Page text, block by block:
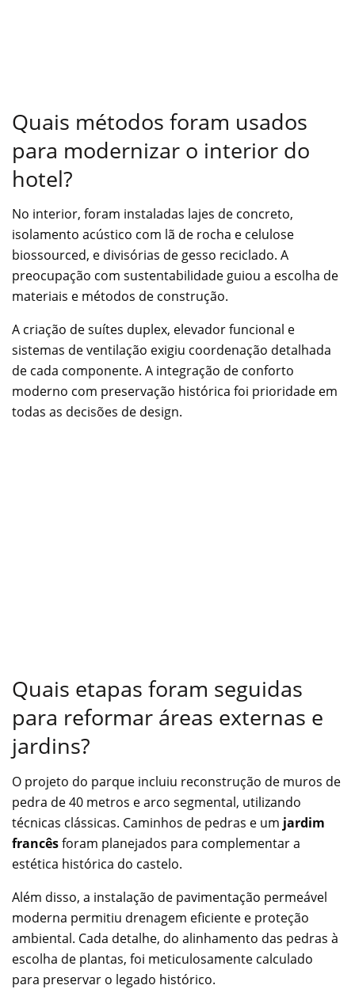
Quais métodos foram usados
para modernizar o interior do
hotel?
No interior, foram instaladas lajes de concreto,
isolamento acústico com lã de rocha e celulose
biossourced, e divisórias de gesso reciclado. A
preocupação com sustentabilidade guiou a escolha de
materiais e métodos de construção.
A criação de suítes duplex, elevador funcional e
sistemas de ventilação exigiu coordenação detalhada
de cada componente. A integração de conforto
moderno com preservação histórica foi prioridade em
todas as decisões de design.
Quais etapas foram seguidas
para reformar áreas externas e
jardins?
O projeto do parque incluiu reconstrução de muros de
pedra de 40 metros e arco segmental, utilizando
técnicas clássicas. Caminhos de pedras e um jardim
francêsforam planejados para complementar a
estética histórica do castelo.
Além disso, a instalação de pavimentação permeável
moderna permitiu drenagem eficiente e proteção
ambiental. Cada detalhe, do alinhamento das pedras à
escolha de plantas, foi meticulosamente calculado
para preservar o legado histórico.